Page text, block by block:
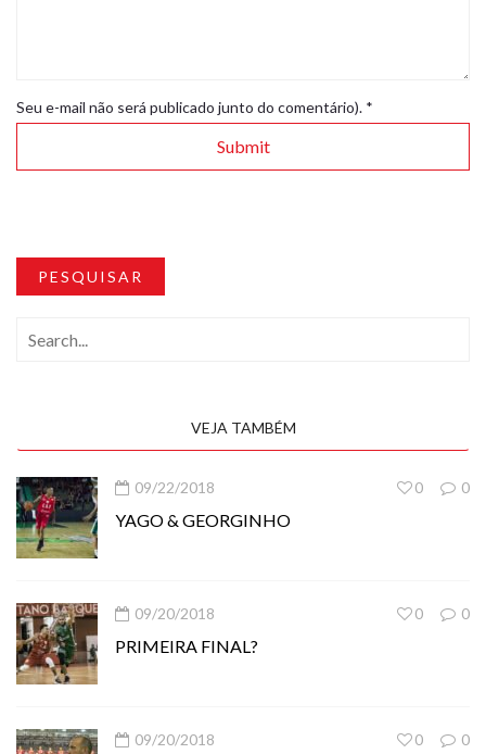
Seu e-mail não será publicado junto do comentário). *
PESQUISAR
VEJA TAMBÉM
09/22/2018 0
0
YAGO & GEORGINHO
09/20/2018 0
0
PRIMEIRA FINAL?
09/20/2018 0
0